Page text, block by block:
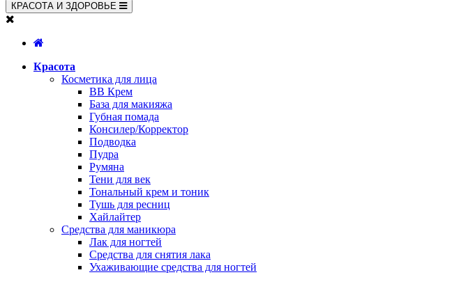
КРАСОТА И ЗДОРОВЬЕ
Красота
Косметика для лица
BB Крем
База для макияжа
Губная помада
Консилер/Корректор
Подводка
Пудра
Румяна
Тени для век
Тональный крем и тоник
Тушь для ресниц
Хайлайтер
Средства для маникюра
Лак для ногтей
Средства для снятия лака
Ухаживающие средства для ногтей